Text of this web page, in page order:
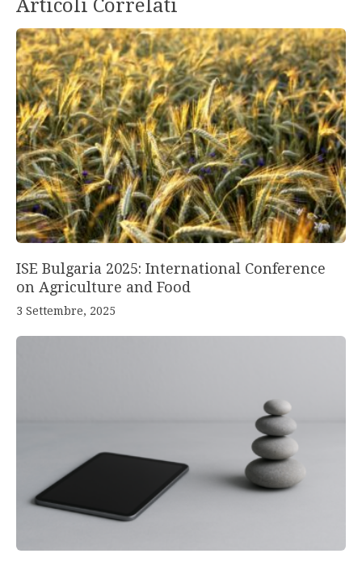
Articoli Correlati
ISE Bulgaria 2025: International Conference
on Agriculture and Food
3 Settembre, 2025